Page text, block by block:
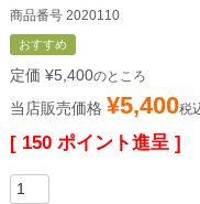
商品番号 2020110
おすすめ
定価 ¥5,400のところ
当店販売価格 ¥5,400税
[ 150 ポイント進呈 ]